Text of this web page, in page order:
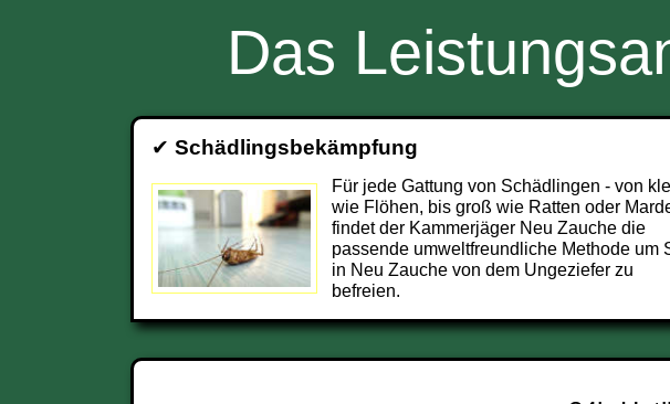
Das
✔ Schädlingsbekämpfung
Für jede Gattung von Schädlingen - von
wie Flöhen, bis groß wie Ratten oder
findet der Kammerjäger Neu Zauche die
passende umweltfreundliche Methode um
in Neu Zauche von dem Ungeziefer zu
befreien.